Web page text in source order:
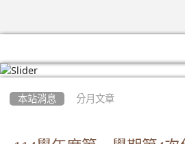
本站消息 分月文章